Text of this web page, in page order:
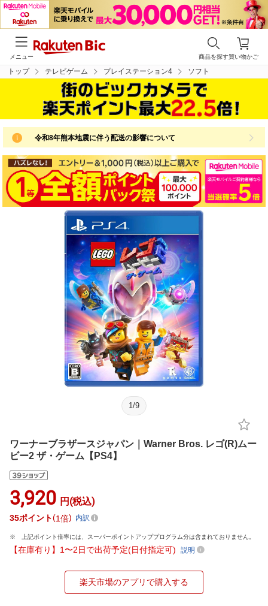
買い物かご
商品を探す
メニュー
トップ テレビゲーム プレイステーション4 ソフト
令和8年熊本地震に伴う配送の影響について
1 /9
ワーナーブラザースジャパン｜Warner Bros. レゴ(R)ムー
ビー2 ザ・ゲーム【PS4】
3,920 円(税込)
35ポイント 1倍 内訳
上記ポイント倍率には、スーパーポイントアッププログラム分は含まれておりません。
【在庫有り】1〜2日で出荷予定(日付指定可) 説明
楽天市場のアプリで購入する